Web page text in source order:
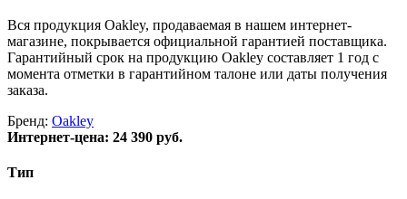
Вся продукция Oakley, продаваемая в нашем интернет-
магазине, покрывается официальной гарантией поставщика.
Гарантийный срок на продукцию Oakley составляет 1 год с
момента отметки в гарантийном талоне или даты получения
заказа.
Бренд: Oakley
Интернет-цена: 24 390 руб.
Тип